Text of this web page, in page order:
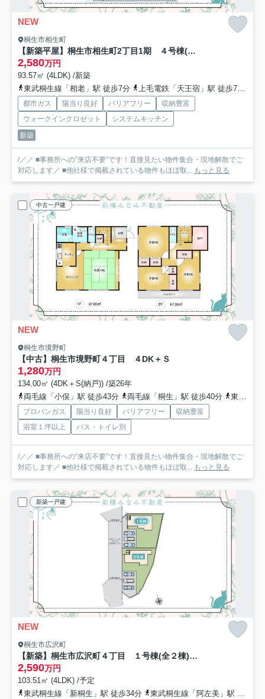
NEW
桐生市相生町
【新築平屋】桐生市相生町2丁目1期 ４号棟(全４棟) リナージュ 新築建売分譲
2,580万円
93.57㎡ (4LDK) /新築
東武桐生線「相老」駅 徒歩7分
上毛電鉄「天王宿」駅 徒歩7分
都市ガス 陽当り良好 バリアフリー
収納豊富
ウォークインクロゼット
システムキッチン
新築
/／／ ■事務所への”来店不要”です！直接見たい物件集合・現地解散でご
対応します／ ■他社様で掲載されている物件もほぼ取... もっと見る
中古一戸建
NEW
桐生市境野町
【中古】桐生市境野町４丁目 ４DK＋Ｓ
1,280万円
134.00㎡ (4DK＋S(納戸)) /築26年
両毛線「小俣」駅 徒歩43分
両毛線「桐生」駅 徒歩40分 東武桐生線「新桐生」駅 徒歩44分
プロパンガス 陽当り良好 バリアフリー
収納豊富
浴室１坪以上
バス・トイレ別
/／／ ■事務所への”来店不要”です！直接見たい物件集合・現地解散でご
対応します／ ■他社様で掲載されている物件もほぼ取... もっと見る
新築一戸建
NEW
桐生市広沢町
【新築】桐生市広沢町４丁目 １号棟(全２棟) いろどりアイタウン 新築建売分譲
2,590万円
103.51㎡ (4LDK) /予定
東武桐生線「新桐生」駅 徒歩34分
東武桐生線「阿左美」駅 徒歩46分